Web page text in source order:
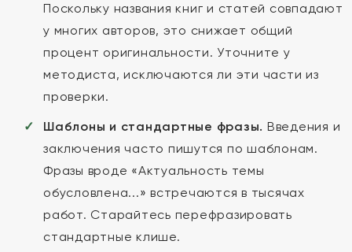
Поскольку названия книг и статей совпадают
у многих авторов, это снижает общий
процент оригинальности. Уточните у
методиста, исключаются ли эти части из
проверки.
Шаблоны и стандартные фразы. Введения и
заключения часто пишутся по шаблонам.
Фразы вроде «Актуальность темы
обусловлена...» встречаются в тысячах
работ. Старайтесь перефразировать
стандартные клише.